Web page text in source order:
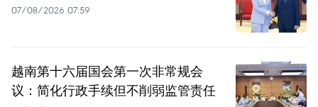
07/08/2026 07:59
越南第十六届国会第一次非常规会
议：简化行政手续但不削弱监管责任